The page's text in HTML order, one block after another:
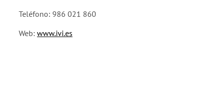
Teléfono: 986 021 860
Web: www.ivi.es